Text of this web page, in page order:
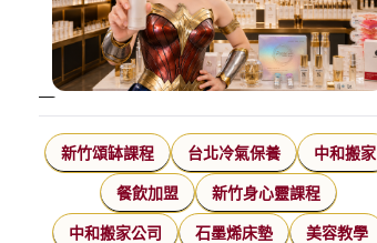
新竹頌缽課程 台北冷氣保養 中和搬家
餐飲加盟 新竹身心靈課程
中和搬家公司 石墨烯床墊 美容教學